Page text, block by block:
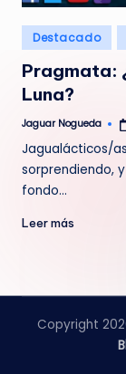
d
aPublicado
en
Destacado
Pragmata:
Luna?
Publicado
Jaguar Nogueda
Jagualácticos/
sorprendiendo,
fondo…
Leer más
Copyright